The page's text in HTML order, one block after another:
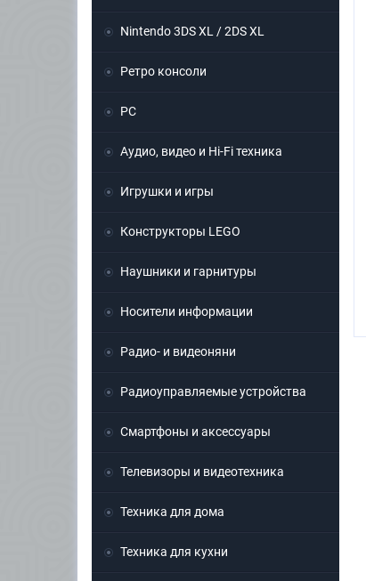
Nintendo 3DS XL / 2DS XL
Ретро консоли
PC
Аудио, видео и Hi-Fi техника
Игрушки и игры
Конструкторы LEGO
Наушники и гарнитуры
Носители информации
Радио- и видеоняни
Радиоуправляемые устройства
Смартфоны и аксессуары
Телевизоры и видеотехника
Техника для дома
Техника для кухни